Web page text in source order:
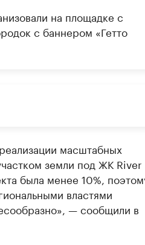
на площадке с
с баннером «Гетто
масштабных
земли под ЖК River
была менее 10%,
властями
— сообщили в